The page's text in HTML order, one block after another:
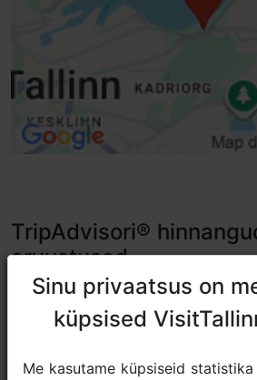
TripAdvisori®
arvustused
tripadvisor rating 4.2 of 5
Sinu privaatsus on
küpsised
Me kasutame küpsiseid
Sinu privaatsus on
küpsised
Me kasutame küpsiseid